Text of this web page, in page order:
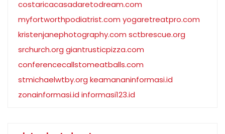
costaricacasadaretodream.com
myfortworthpodiatrist.com yogaretreatpro.com
kristenjanephotography.com sctbrescue.org
srchurch.org giantrusticpizza.com
conferencecallstomeatballs.com
stmichaelwtby.org keamananinformasi.id
zonainformasi.id informasi123.id